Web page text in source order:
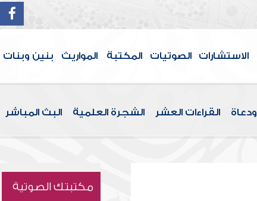
الاستشارات الصوتيات المكتبة المواريث بنين وبنات
القراءات العشر الشجرة العلمية البث المباشر
مكتبتك الصوتية